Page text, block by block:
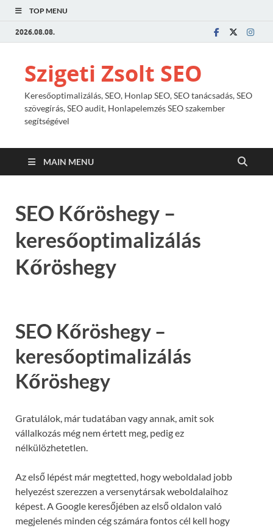
TOP MENU
2026.08.08.
Szigeti Zsolt SEO
Keresőoptimalizálás, SEO, Honlap SEO, SEO tanácsadás, SEO
szövegírás, SEO audit, Honlapelemzés SEO szakember
segítségével
MAIN MENU
SEO Kőröshegy –
keresőoptimalizálás
Kőröshegy
SEO Kőröshegy –
keresőoptimalizálás
Kőröshegy
Gratulálok, már tudatában vagy annak, amit sok
vállalkozás még nem értett meg, pedig ez
nélkülözhetetlen.
Az első lépést már megtetted, hogy weboldalad jobb
helyezést szerezzen a versenytársak weboldalaihoz
képest. A Google keresőjében az első oldalon való
megjelenés minden cég számára fontos cél kell hogy